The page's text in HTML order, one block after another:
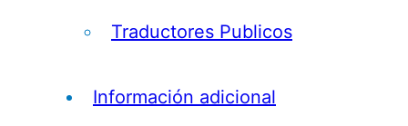
Traductores Publicos
Información adicional